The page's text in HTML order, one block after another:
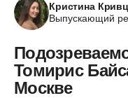
Кристина
Выпускающий
Томирис
Москве